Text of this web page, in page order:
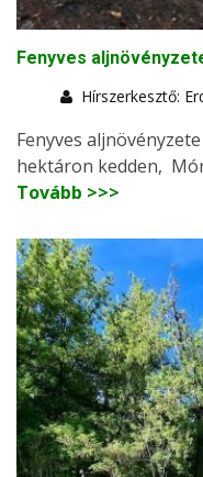
Fenyves
Hírszerkesztő:
Fenyves
hektáron kedden,
Tovább >>>